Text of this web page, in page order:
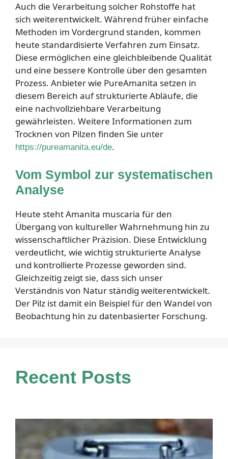
Auch die Verarbeitung solcher Rohstoffe hat
sich weiterentwickelt. Während früher einfache
Methoden im Vordergrund standen, kommen
heute standardisierte Verfahren zum Einsatz.
Diese ermöglichen eine gleichbleibende Qualität
und eine bessere Kontrolle über den gesamten
Prozess. Anbieter wie PureAmanita setzen in
diesem Bereich auf strukturierte Abläufe, die
eine nachvollziehbare Verarbeitung
gewährleisten. Weitere Informationen zum
Trocknen von Pilzen finden Sie unter
https://pureamanita.eu/de.
Vom Symbol zur systematischen
Analyse
Heute steht Amanita muscaria für den
Übergang von kultureller Wahrnehmung hin zu
wissenschaftlicher Präzision. Diese Entwicklung
verdeutlicht, wie wichtig strukturierte Analyse
und kontrollierte Prozesse geworden sind.
Gleichzeitig zeigt sie, dass sich unser
Verständnis von Natur ständig weiterentwickelt.
Der Pilz ist damit ein Beispiel für den Wandel von
Beobachtung hin zu datenbasierter Forschung.
Recent Posts